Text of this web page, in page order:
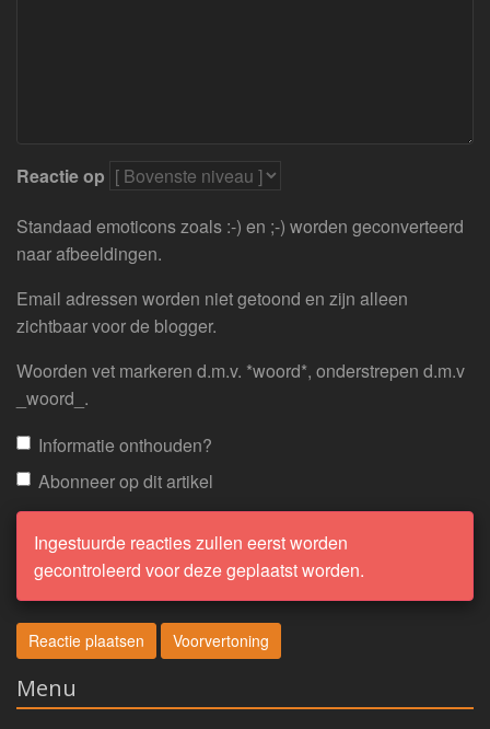
Reactie op
Standaad emoticons zoals :-) en ;-) worden geconverteerd
naar afbeeldingen.
Email adressen worden niet getoond en zijn alleen
zichtbaar voor de blogger.
Woorden vet markeren d.m.v. *woord*, onderstrepen d.m.v
_woord_.
Informatie onthouden?
Abonneer op dit artikel
Ingestuurde reacties zullen eerst worden
gecontroleerd voor deze geplaatst worden.
Menu